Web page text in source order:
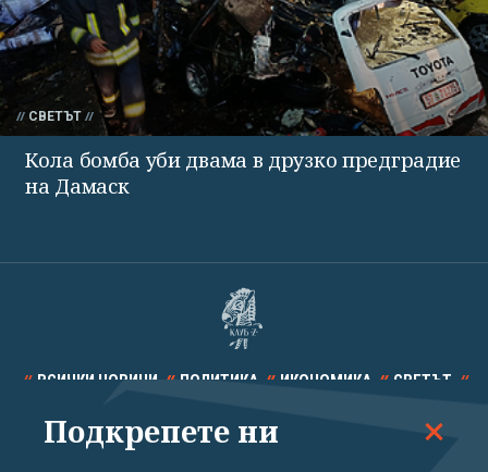
СВЕТЪТ
Кола бомба уби двама в друзко предградие
на Дамаск
ВСИЧКИ НОВИНИ ПОЛИТИКА ИКОНОМИКА СВЕТЪТ
СПОРТ КУЛТУРА ТЕХНОЛОГИИ КАЛЕЙДОСКОП
Подкрепете ни